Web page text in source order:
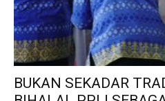
BUKAN SEKADAR